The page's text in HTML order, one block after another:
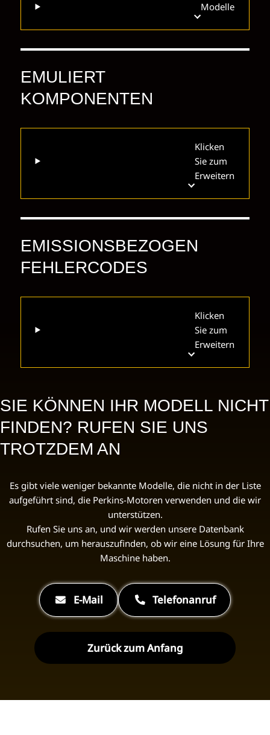
Modelle
EMULIERT
KOMPONENTEN
Klicken
Sie zum
Erweitern
EMISSIONSBEZOGEN
FEHLERCODES
Klicken
Sie zum
Erweitern
SIE KÖNNEN IHR MODELL NICHT
FINDEN? RUFEN SIE UNS
TROTZDEM AN
Es gibt viele weniger bekannte Modelle, die nicht in der Liste
aufgeführt sind, die Perkins-Motoren verwenden und die wir
unterstützen.
Rufen Sie uns an, und wir werden unsere Datenbank
durchsuchen, um herauszufinden, ob wir eine Lösung für Ihre
Maschine haben.
E-Mail Telefonanruf
Zurück zum Anfang